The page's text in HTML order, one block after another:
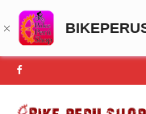
Saltar
al
contenido